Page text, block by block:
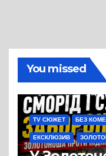
You missed
TV СЮЖЕТ БЕЗ
ЕКСКЛЮЗИВ